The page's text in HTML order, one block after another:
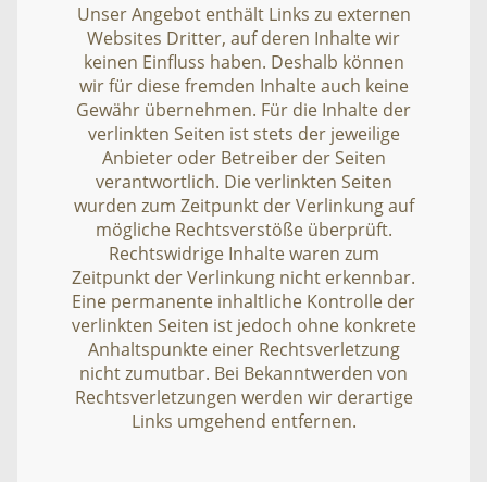
Unser Angebot enthält Links zu externen
Websites Dritter, auf deren Inhalte wir
keinen Einfluss haben. Deshalb können
wir für diese fremden Inhalte auch keine
Gewähr übernehmen. Für die Inhalte der
verlinkten Seiten ist stets der jeweilige
Anbieter oder Betreiber der Seiten
verantwortlich. Die verlinkten Seiten
wurden zum Zeitpunkt der Verlinkung auf
mögliche Rechtsverstöße überprüft.
Rechtswidrige Inhalte waren zum
Zeitpunkt der Verlinkung nicht erkennbar.
Eine permanente inhaltliche Kontrolle der
verlinkten Seiten ist jedoch ohne konkrete
Anhaltspunkte einer Rechtsverletzung
nicht zumutbar. Bei Bekanntwerden von
Rechtsverletzungen werden wir derartige
Links umgehend entfernen.